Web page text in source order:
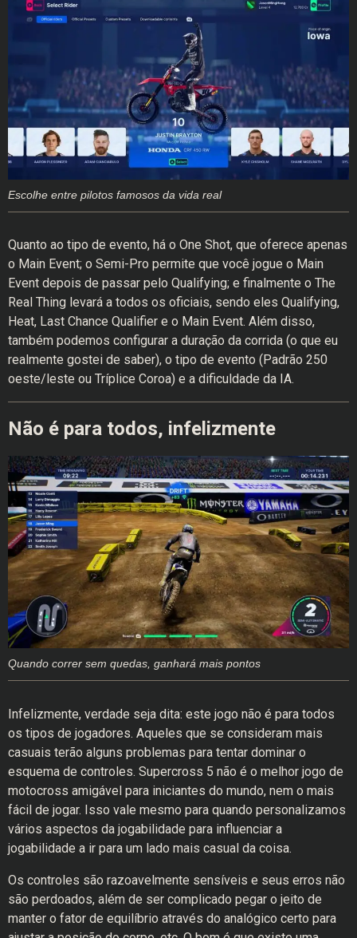
Escolhe entre pilotos famosos da vida real
Quanto ao tipo de evento, há o One Shot, que oferece apenas
o Main Event; o Semi-Pro permite que você jogue o Main
Event depois de passar pelo Qualifying; e finalmente o The
Real Thing levará a todos os oficiais, sendo eles Qualifying,
Heat, Last Chance Qualifier e o Main Event. Além disso,
também podemos configurar a duração da corrida (o que eu
realmente gostei de saber), o tipo de evento (Padrão 250
oeste/leste ou Tríplice Coroa) e a dificuldade da IA.
Não é para todos, infelizmente
Quando correr sem quedas, ganhará mais pontos
Infelizmente, verdade seja dita: este jogo não é para todos
os tipos de jogadores. Aqueles que se consideram mais
casuais terão alguns problemas para tentar dominar o
esquema de controles. Supercross 5 não é o melhor jogo de
motocross amigável para iniciantes do mundo, nem o mais
fácil de jogar. Isso vale mesmo para quando personalizamos
vários aspectos da jogabilidade para influenciar a
jogabilidade a ir para um lado mais casual da coisa.
Os controles são razoavelmente sensíveis e seus erros não
são perdoados, além de ser complicado pegar o jeito de
manter o fator de equilíbrio através do analógico certo para